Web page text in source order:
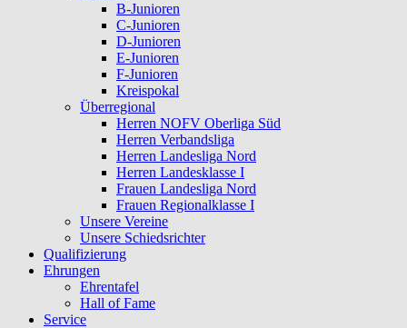
B-Junioren
C-Junioren
D-Junioren
E-Junioren
F-Junioren
Kreispokal
Überregional
Herren NOFV Oberliga Süd
Herren Verbandsliga
Herren Landesliga Nord
Herren Landesklasse I
Frauen Landesliga Nord
Frauen Regionalklasse I
Unsere Vereine
Unsere Schiedsrichter
Qualifizierung
Ehrungen
Ehrentafel
Hall of Fame
Service